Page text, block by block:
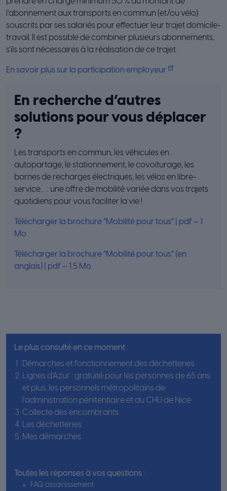
l’abonnement aux transports en commun (et/ou vélo)
souscrits par ses salariés pour effectuer leur trajet domicile-
travail. Il est possible de combiner plusieurs abonnements,
s’ils sont nécessaires à la réalisation de ce trajet.
En savoir plus sur la participation employeur
En recherche d’autres
solutions pour vous déplacer
?
Les transports en commun, les véhicules en
autopartage, le stationnement, le covoiturage, les
bornes de recharges électriques, les vélos en libre-
service… : une offre de mobilité variée dans vos trajets
quotidiens pour vous faciliter la vie !
Télécharger la brochure “Mobilité pour tous” | pdf – 1
Mo
Télécharger la brochure “Mobilité pour tous” (en
anglais) | pdf – 1.5 Mo
Le plus consulté en ce moment :
Démarches et fonctionnement des déchetteries
Lignes d’Azur : gratuité pour les personnes de 65 ans
et plus, les personnels métropolitains de
l’administration pénitentiaire et du CHU de Nice
Collecte des encombrants
Les déchetteries
Mes démarches
Toutes les réponses à vos questions :
FAQ assainissement